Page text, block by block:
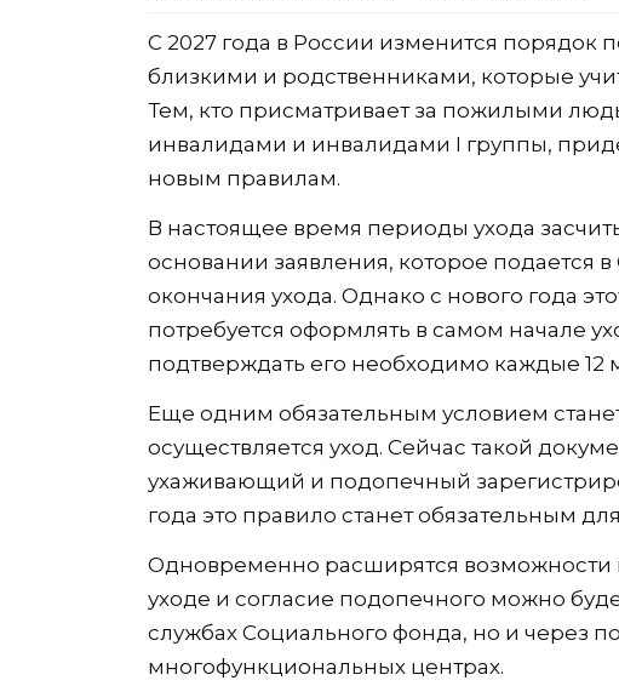
С 2027 года в России изменится порядок
близкими и родственниками, которые
Тем, кто присматривает за пожилыми
инвалидами и инвалидами I группы,
новым правилам.
В настоящее время периоды ухода
основании заявления, которое подается
окончания ухода. Однако с нового года
потребуется оформлять в самом начале
подтверждать его необходимо каждые 12
Еще одним обязательным условием
осуществляется уход. Сейчас такой
ухаживающий и подопечный
года это правило станет обязательным
Одновременно расширятся возможности
уходе и согласие подопечного можно
службах Социального фонда, но и через
многофункциональных центрах.